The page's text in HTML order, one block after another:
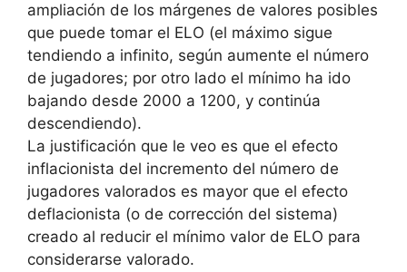
ampliación de los márgenes de valores posibles
que puede tomar el ELO (el máximo sigue
tendiendo a infinito, según aumente el número
de jugadores; por otro lado el mínimo ha ido
bajando desde 2000 a 1200, y continúa
descendiendo).
La justificación que le veo es que el efecto
inflacionista del incremento del número de
jugadores valorados es mayor que el efecto
deflacionista (o de corrección del sistema)
creado al reducir el mínimo valor de ELO para
considerarse valorado.